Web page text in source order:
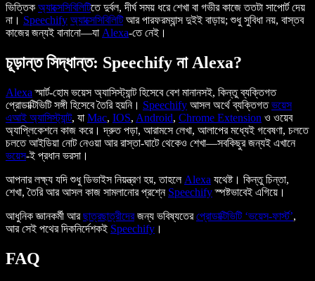
ভিত্তিক অ্যাক্সেসিবিলিটিতে দুর্বল, দীর্ঘ সময় ধরে শেখা বা গভীর কাজে ততটা সাপোর্ট দেয়
না। Speechify অ্যাক্সেসিবিলিটিআর পারফরম্যান্স দুইই বাড়ায়; শুধু সুবিধা নয়, বাস্তব
কাজের জন্যই বানানো—যা Alexa-তে নেই।
চূড়ান্ত সিদ্ধান্ত: Speechify না Alexa?
Alexa স্মার্ট-হোম ভয়েস অ্যাসিস্ট্যান্ট হিসেবে বেশ মানানসই, কিন্তু ব্যক্তিগত
প্রোডাক্টিভিটি সঙ্গী হিসেবে তৈরি হয়নি। Speechify আসল অর্থে ব্যক্তিগতভয়েস
এআই অ্যাসিস্ট্যান্ট, যা Mac, IOS, Android, Chrome Extension ও ওয়েব
অ্যাপ্লিকেশনে কাজ করে। দ্রুত পড়া, আরামসে লেখা, আলাপের মধ্যেই গবেষণা, চলতে
চলতে আইডিয়া নোট নেওয়া আর রাস্তা-ঘাটে থেকেও শেখা—সবকিছুর জন্যই এখানে
ভয়েস-ই প্রধান ভরসা।
আপনার লক্ষ্য যদি শুধু ডিভাইস নিয়ন্ত্রণ হয়, তাহলে Alexa যথেষ্ট। কিন্তু চিন্তা,
শেখা, তৈরি আর আসল কাজ সামলানোর প্রশ্নে Speechifyস্পষ্টভাবেই এগিয়ে।
আধুনিক জ্ঞানকর্মী আরছাত্রছাত্রীদেরজন্য ভবিষ্যতেরপ্রোডাক্টিভিটি ‘ভয়েস-ফার্স্ট’,
আর সেই পথের দিকনির্দেশকই Speechify ।
FAQ